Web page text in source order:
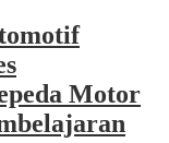
Motor